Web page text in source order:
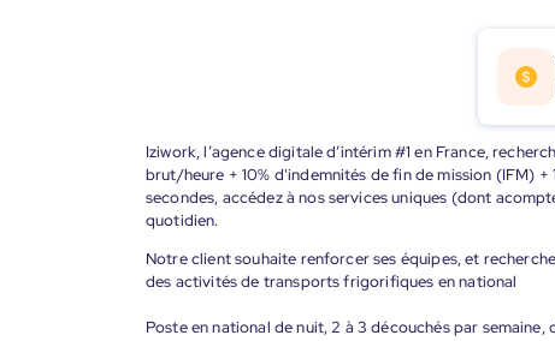
Iziwork, l’agence digitale d’intérim #1 en France,
brut/heure + 10% d'indemnités de fin de mission (IFM)
secondes, accédez à nos services uniques (dont
quotidien.
Notre client souhaite renforcer ses équipes, et
des activités de transports frigorifiques en national
Poste en national de nuit, 2 à 3 découchés par semaine,